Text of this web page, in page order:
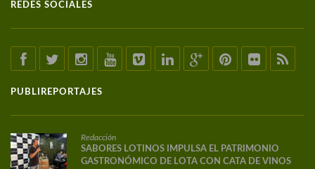
REDES SOCIALES
PUBLIREPORTAJES
Redacción
SABORES LOTINOS IMPULSA EL PATRIMONIO
GASTRONÓMICO DE LOTA CON CATA DE VINOS